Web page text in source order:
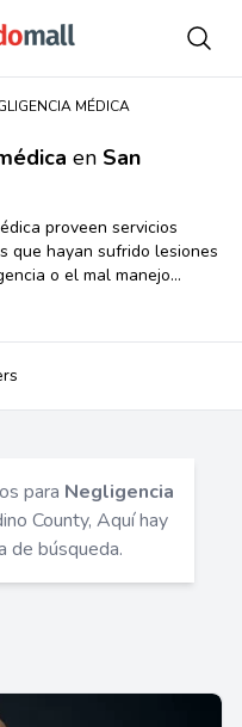
MÉDICA
en San
proveen servicios
que hayan sufrido lesiones
o el mal manejo
médica. Estos
un reclamo por los
relacionados con lesiones,
el mal manejo profesional.
para Negligencia
County, Aquí hay
de búsqueda.